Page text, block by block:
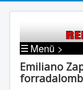
Menü >
Emiliano